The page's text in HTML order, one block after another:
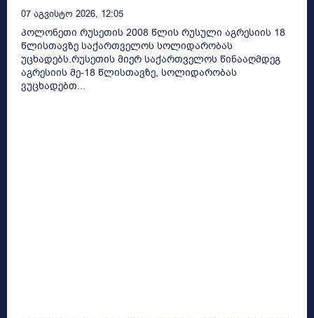
07 Აგვისტო 2026, 12:05
პოლონეთი რუსეთის 2008 წლის რუსული აგრესიის 18
წლისთავზე საქართველოს სოლიდარობას
უცხადებს.რუსეთის მიერ საქართველოს წინააღმდეგ
აგრესიის მე-18 წლისთავზე, სოლიდარობას
ვუცხადებთ...